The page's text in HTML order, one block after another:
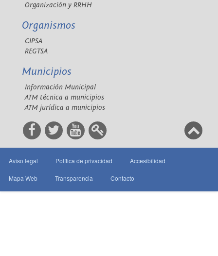
Organización y RRHH
Organismos
CIPSA
REGTSA
Municipios
Información Municipal
ATM técnica a municipios
ATM jurídica a municipios
Aviso legal Política de privacidad Accesibilidad
Mapa Web Transparencia Contacto